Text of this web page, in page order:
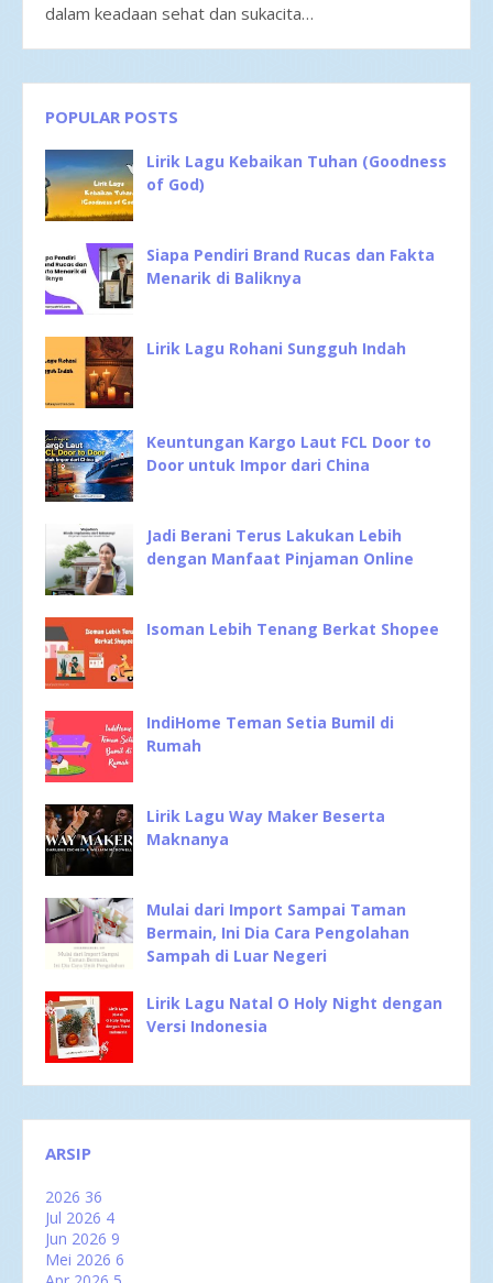
dalam keadaan sehat dan sukacita…
POPULAR POSTS
Lirik Lagu Kebaikan Tuhan (Goodness
of God)
Siapa Pendiri Brand Rucas dan Fakta
Menarik di Baliknya
Lirik Lagu Rohani Sungguh Indah
Keuntungan Kargo Laut FCL Door to
Door untuk Impor dari China
Jadi Berani Terus Lakukan Lebih
dengan Manfaat Pinjaman Online
Isoman Lebih Tenang Berkat Shopee
IndiHome Teman Setia Bumil di
Rumah
Lirik Lagu Way Maker Beserta
Maknanya
Mulai dari Import Sampai Taman
Bermain, Ini Dia Cara Pengolahan
Sampah di Luar Negeri
Lirik Lagu Natal O Holy Night dengan
Versi Indonesia
ARSIP
2026 36
Jul 2026 4
Jun 2026 9
Mei 2026 6